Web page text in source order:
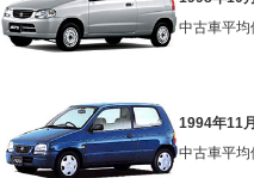
中古車平均
1994年11
中古車平均